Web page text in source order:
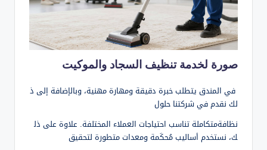
صورة لخدمة تنظيف السجاد والموكيت
في المندق يتطلب خبرة دقيقة ومهارة مهنية، وبالإضافة إلى ذ
لك نقدم في شركتنا حلول
نظافةمتكاملة تناسب احتياجات العملاء المختلفة. علاوة على ذل
ك، نستخدم أساليب مُحكَمة ومعدات متطورة لتحقيق